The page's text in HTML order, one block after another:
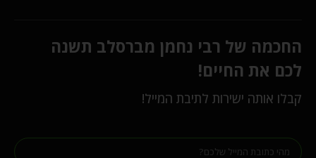
החכמה של רבי נחמן מברסלב תשנה
לכם את החיים!
קבלו אותה ישירות לתיבת המייל!